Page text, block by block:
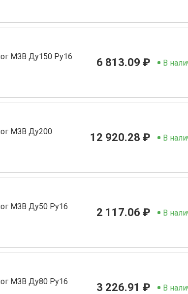
МЗВ Ду150 Ру16
6 813.09 ₽ В
МЗВ Ду200
12 920.28 ₽ В
МЗВ Ду50 Ру16
2 117.06 ₽ В
МЗВ Ду80 Ру16
3 226.91 ₽ В